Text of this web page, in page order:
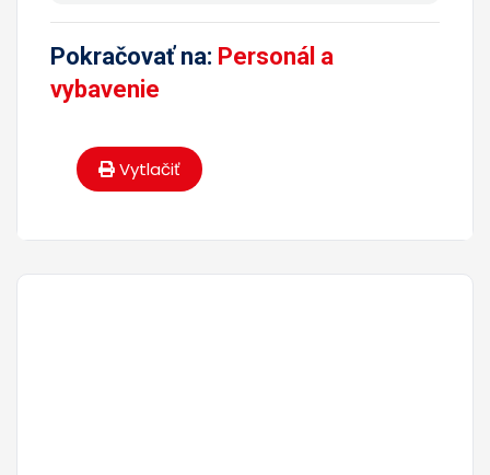
Pokračovať na: Personál a
vybavenie
Vytlačiť